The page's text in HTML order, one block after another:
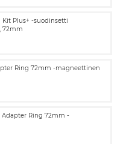
Plus+ -suodinsetti
72mm
Ring 72mm -magneettinen
Adapter Ring 72mm -